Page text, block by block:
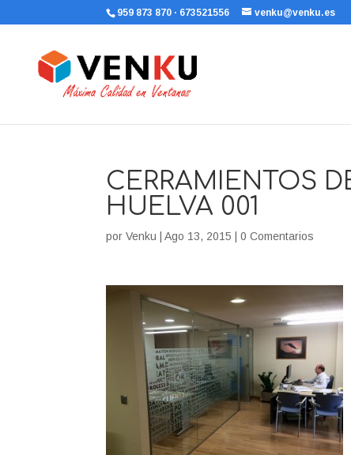
959 873 870 · 673521556 venku@venku.es
CERRAMIENTOS
HUELVA 001
porVenku |Ago 13, 2015 |0 Comentarios